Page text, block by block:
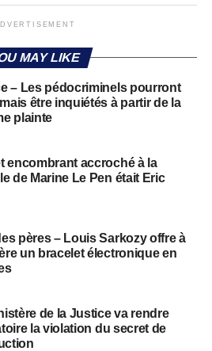
MAY LIKE
– Les pédocriminels pourront
être inquiétés à partir de la
plainte
encombrant accroché à la
de Marine Le Pen était Eric
pères – Louis Sarkozy offre à
un bracelet électronique en
de la Justice va rendre
la violation du secret de